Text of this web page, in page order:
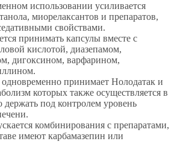
использовании усиливается
миорелаксантов и препаратов,
свойствами.
принимать капсулы вместе с
кислотой, диазепамом,
дигоксином, варфарином,
принимает Нолодатак и
которых также осуществляется в
держать под контролем уровень
комбинирования с препаратами,
имеют карбамазепин или